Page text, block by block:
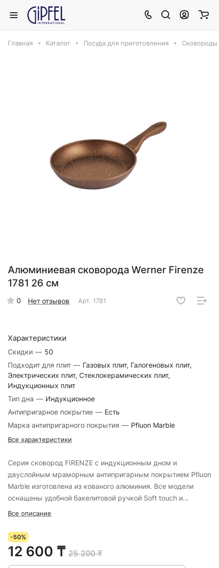
Главная Каталог Посуда для приготовления Сковороды
Алюминиевая сковорода Werner Firenze
1781 26 см
0 Нет отзывов Арт. 1781
Характеристики
Скидки — 50
Подходит для плит — Газовых плит, Галогеновых плит,
Электрических плит, Стеклокерамических плит,
Индукционных плит
Тип дна — Индукционное
Антипригарное покрытие — Есть
Марка антипригарного покрытия — Pfluon Marble
Все характеристики
Серия сковород FIRENZE с индукционным дном и
двуслойным мраморным антипригарным покрытием Pfluon
Marble изготовлена из кованого алюминия. Все модели
оснащены удобной бакелитовой ручкой Soft touch и
подходят для готовки на всех типах плит, включая
стенок – 5,3 см.
Все описание
-50%
12 600 ₸ 25 200 ₸